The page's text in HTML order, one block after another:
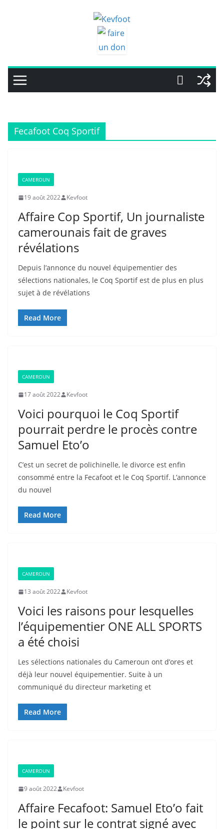
Fecafoot Coq Sportif
CAMEROUN
19 août 2022 Kevfoot
Affaire Cop Sportif, Un journaliste
camerounais fait de graves
révélations
Depuis l’annonce du nouvel équipementier des
sélections nationales, le Coq Sportif est de plus en plus
sujet à de révélations
Read More
CAMEROUN
17 août 2022 Kevfoot
Voici pourquoi le Coq Sportif
pourrait perdre le procès contre
Samuel Eto’o
C’est un secret de polichinelle, le divorce est enfin
consommé entre la Fecafoot et le Coq Sportif. L’annonce
du nouvel
Read More
CAMEROUN
13 août 2022 Kevfoot
Voici les raisons pour lesquelles
l’équipementier ONE ALL SPORTS
a été choisi
Les sélections nationales du Cameroun ont d’ores et
déjà leur nouvel équipementier. Suite à un
communiqué du directeur marketing et
Read More
CAMEROUN
9 août 2022 Kevfoot
Affaire Fecafoot: Samuel Eto’o fait
le point sur le contrat signé avec